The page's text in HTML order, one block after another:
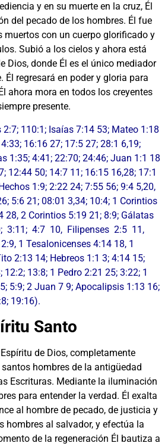
y en su muerte en la cruz, Él
del pecado de los hombres. Él fue
muertos con un cuerpo glorificado y
Subió a los cielos y ahora está
Dios, donde Él es el único mediador
Él regresará en poder y gloria para
ahora mora en todos los creyentes
presente.
2:7; 110:1; Isaías 7:14 53; Mateo 1:18
16:16 27; 17:5 27; 28:1 6,19;
1:35; 4:41; 22:70; 24:46; Juan 1:1 18
12:44 50; 14:7 11; 16:15 16,28; 17:1
1:9; 2:22 24; 7:55 56; 9:4 5,20,
5:6 21; 08:01 3,34; 10:4; 1 Corintios
28, 2 Corintios 5:19 21; 8:9; Gálatas
3:11; 4:7 10, Filipenses 2:5 11,
1 Tesalonicenses 4:14 18, 1
2:13 14; Hebreos 1:1 3; 4:14 15;
13:8; 1 Pedro 2:21 25; 3:22; 1
5:9; 2 Juan 7 9; Apocalipsis 1:13 16;
19:16).
Santo
de Dios, completamente
hombres de la antigüedad
Escrituras. Mediante la iluminación
para entender la verdad. Él exalta
al hombre de pecado, de justicia y
hombres al salvador, y efectúa la
de la regeneración Él bautiza a